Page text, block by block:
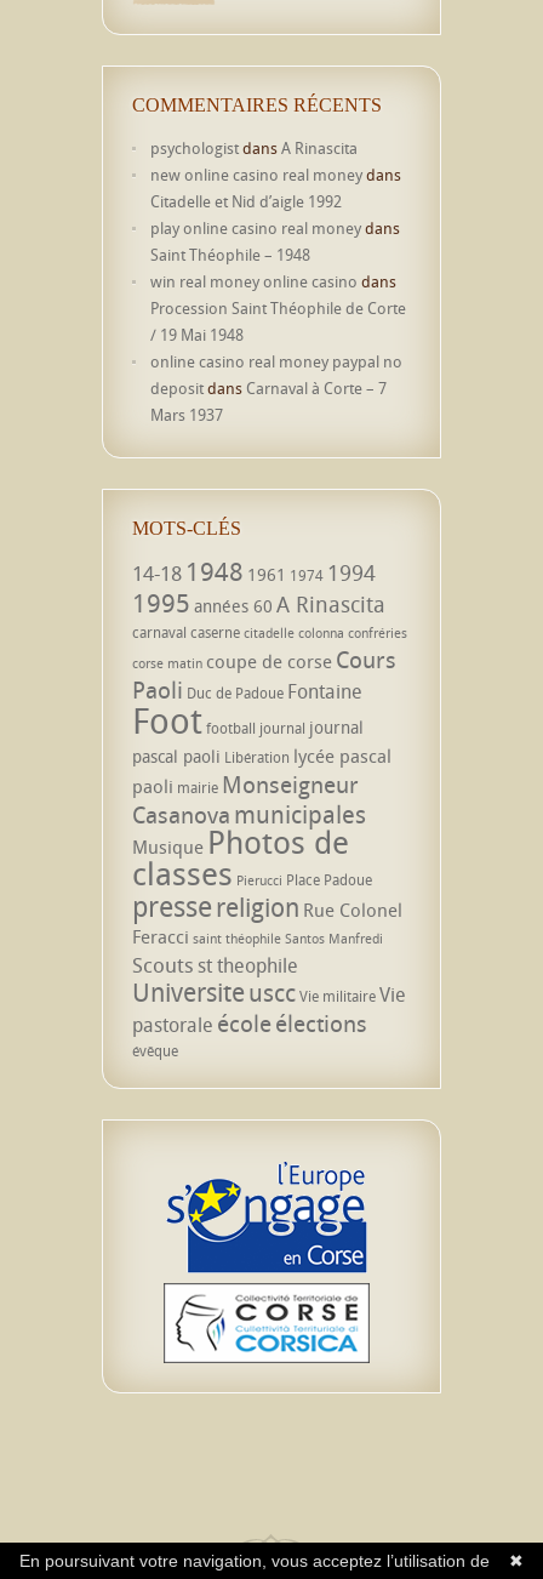
COMMENTAIRES RÉCENTS
psychologistdansA Rinascita
new online casino real moneydans
Citadelle et Nid d’aigle 1992
play online casino real moneydans
Saint Théophile – 1948
win real money online casino dans
Procession Saint Théophile de Corte
/ 19 Mai 1948
online casino real money paypal no
depositdans Carnaval à Corte – 7
Mars 1937
MOTS-CLÉS
14-18 1948 1961 1974 1994
1995 années 60 A Rinascita
carnaval caserne citadelle colonna confréries
corse matin coupe de corse Cours
Paoli Duc de Padoue Fontaine
Footfootball journal journal
pascal paoli Libération lycée pascal
paoli mairie Monseigneur
Casanova municipales
Musique Photos de
classes Pierucci Place Padoue
pressereligion Rue Colonel
Feracci saint théophile Santos Manfredi
Scoutsst theophile
UniversiteusccVie militaireVie
pastorale écoleélections
évêque
✖
En poursuivant votre navigation, vous acceptez l’utilisation de